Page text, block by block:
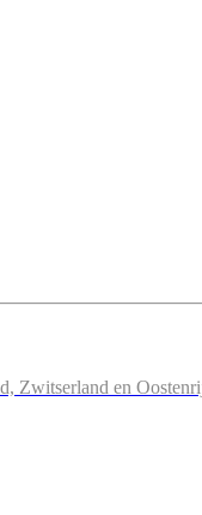
Zwitserland en